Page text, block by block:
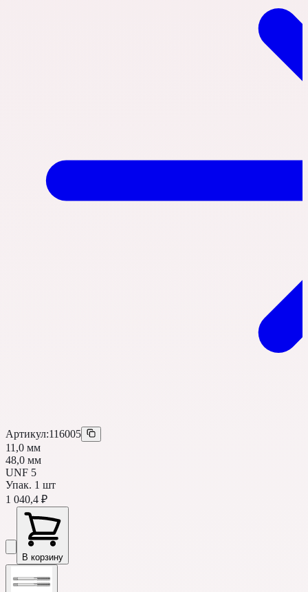
Артикул:116005
11,0 мм
48,0 мм
UNF 5
Упак. 1 шт
1 040,4 ₽
В корзину